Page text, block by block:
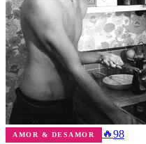
AMOR & DESAMOR 🔥98